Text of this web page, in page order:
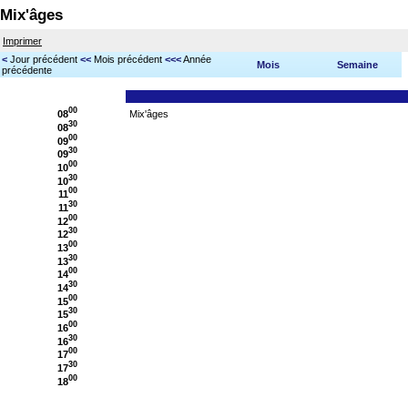
Mix'âges
Imprimer
< Jour précédent << Mois précédent <<<Année
précédente
Mois Semaine
0800
0830
0900
0930
1000
1030
1100
1130
1200
1230
1300
1330
1400
1430
1500
1530
1600
1630
1700
1730
1800
Mix'âges